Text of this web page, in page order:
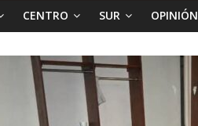
CENTRO SUR OPINIÓN